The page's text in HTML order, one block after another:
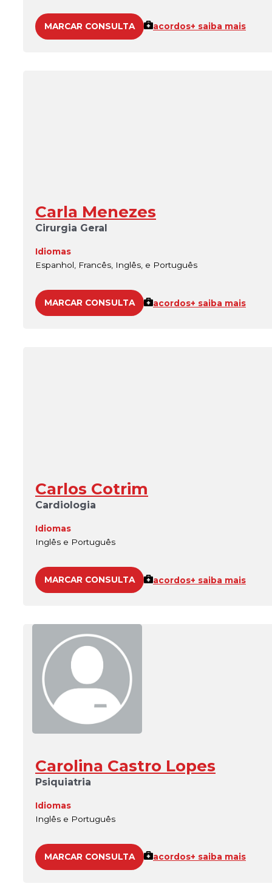
MARCAR CONSULTA acordos+ saiba mais
Carla Menezes
Cirurgia Geral
Idiomas
Espanhol, Francês, Inglês, e Português
MARCAR CONSULTA acordos+ saiba mais
Carlos Cotrim
Cardiologia
Idiomas
Inglês e Português
MARCAR CONSULTA acordos+ saiba mais
Carolina Castro Lopes
Psiquiatria
Idiomas
Inglês e Português
MARCAR CONSULTA acordos+ saiba mais